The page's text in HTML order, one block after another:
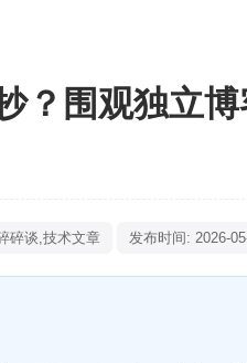
？围观独立
碎谈,技术文章 发布时间: 2026-